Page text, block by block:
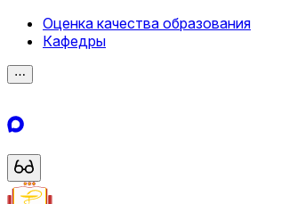
Оценка качества образования
Кафедры
⋯